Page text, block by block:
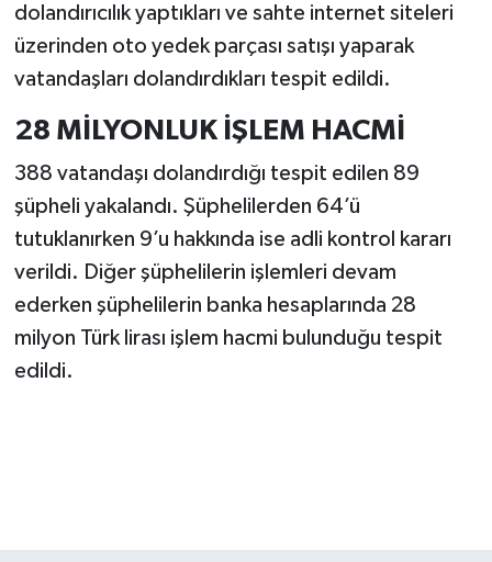
dolandırıcılık yaptıkları ve sahte internet siteleri
üzerinden oto yedek parçası satışı yaparak
vatandaşları dolandırdıkları tespit edildi.
28 MİLYONLUK İŞLEM HACMİ
388 vatandaşı dolandırdığı tespit edilen 89
şüpheli yakalandı. Şüphelilerden 64’ü
tutuklanırken 9’u hakkında ise adli kontrol kararı
verildi. Diğer şüphelilerin işlemleri devam
ederken şüphelilerin banka hesaplarında 28
milyon Türk lirası işlem hacmi bulunduğu tespit
edildi.